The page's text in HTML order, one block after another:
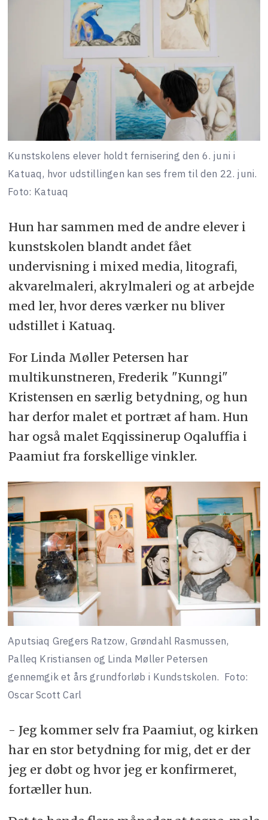
Kunstskolens elever holdt fernisering den 6. juni i
Katuaq, hvor udstillingen kan ses frem til den 22. juni.
Foto: Katuaq
Hun har sammen med de andre elever i
kunstskolen blandt andet fået
undervisning i mixed media, litografi,
akvarelmaleri, akrylmaleri og at arbejde
med ler, hvor deres værker nu bliver
udstillet i Katuaq.
For Linda Møller Petersen har
multikunstneren, Frederik "Kunngi"
Kristensen en særlig betydning, og hun
har derfor malet et portræt af ham. Hun
har også malet Eqqissinerup Oqaluffia i
Paamiut fra forskellige vinkler.
Aputsiaq Gregers Ratzow, Grøndahl Rasmussen,
Palleq Kristiansen og Linda Møller Petersen
gennemgik et års grundforløb i Kundstskolen. Foto:
Oscar Scott Carl
- Jeg kommer selv fra Paamiut, og kirken
har en stor betydning for mig, det er der
jeg er døbt og hvor jeg er konfirmeret,
fortæller hun.